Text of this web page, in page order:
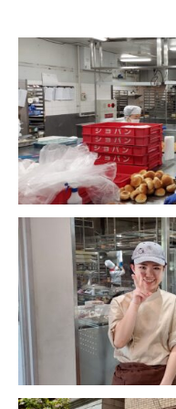
内定者VOICE
インターンシップ
活躍する卒業生
学校の特長
チャレンジプログラム
フォローアップレッスン
サマーチャレンジ実習
Eラーニング
コンクールチャレンジ
海外研修
施設・設備紹介
先生紹介
キャンパスライフ
学生カフェ営業インフォメー
コックコート紹介